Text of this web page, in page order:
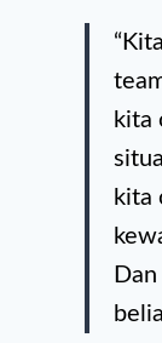
kita
kita